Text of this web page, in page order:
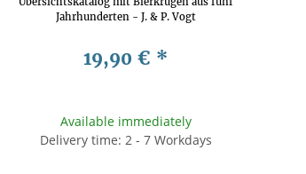
Jahrhunderten - J. & P. Vogt
19,90 € *
Available immediately
Delivery time: 2 - 7 Workdays